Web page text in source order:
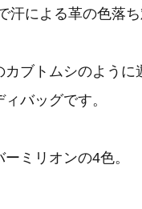
による革の色落ち
ブトムシのように
バッグです。
ミリオンの4色。